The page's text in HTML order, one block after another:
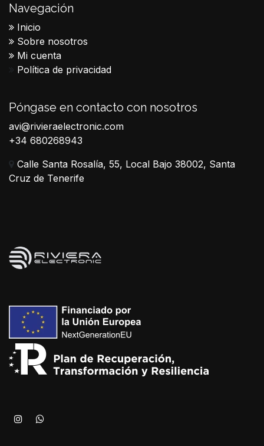
Navegación
Inicio
Sobre nosotros
Mi cuenta
Política de privacidad
Póngase en contacto con nosotros
avi@rivieraelectronic.com
+34 680268943
Calle Santa Rosalía, 55, Local Bajo 38002, Santa
Cruz de Tenerife